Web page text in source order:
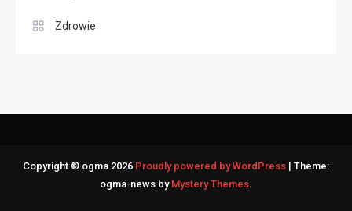
Zdrowie
Copyright © ogma 2026 Proudly powered by WordPress | Theme:
ogma-news by Mystery Themes.